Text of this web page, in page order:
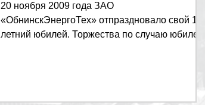
20 ноября 2009 года ЗАО
«ОбнинскЭнергоТех» отпраздновало свой 10-
летний юбилей. Торжества по случаю юбилея